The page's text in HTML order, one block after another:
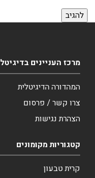
מרכז העניינים בדיגיטל
המהדורה הדיגיטלית
צרו קשר / פרסום
הצהרת נגישות
קטגוריות מקומונים
קרית טבעון